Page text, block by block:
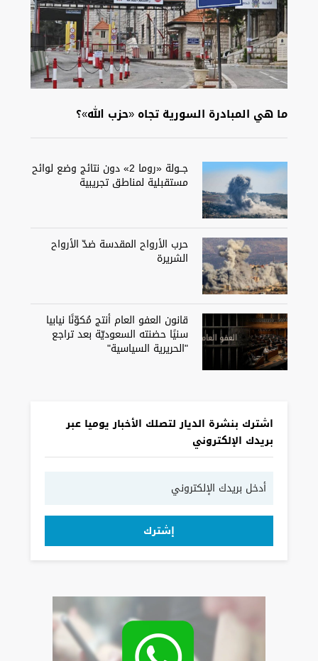
ما هي المبادرة السورية تجاه «حزب الله»؟
جــولة «روما 2» دون نتائج وضع لوائح
مستقبلية لمناطق تجريبية
حرب الأرواح المقدسة ضدّ الأرواح
الشريرة
قانون العفو العام أنتج مُكوّنًا نيابيا
سنيًا حضنته السعوديّة بعد تراجع
"الحريرية السياسية"
اشترك بنشرة الديار لتصلك الأخبار يوميا عبر
بريدك الإلكتروني
إشترك